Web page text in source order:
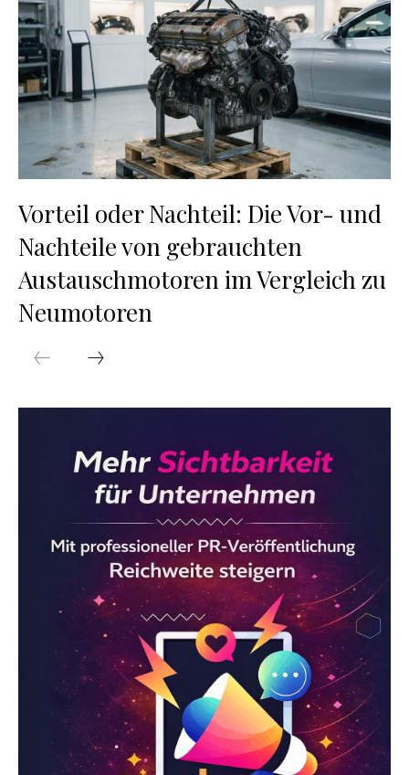
Vorteil oder Nachteil: Die Vor- und
Nachteile von gebrauchten
Austauschmotoren im Vergleich zu
Neumotoren